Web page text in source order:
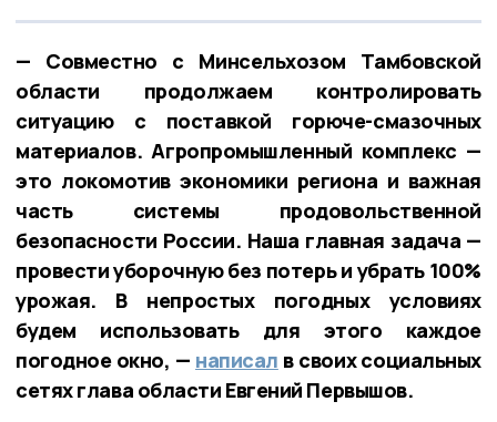
— Совместно с Минсельхозом Тамбовской
области продолжаем контролировать
ситуацию с поставкой горюче-смазочных
материалов. Агропромышленный комплекс —
это локомотив экономики региона и важная
часть системы продовольственной
безопасности России. Наша главная задача —
провести уборочную без потерь и убрать 100%
урожая. В непростых погодных условиях
будем использовать для этого каждое
погодное окно, — написал в своих социальных
сетях глава области Евгений Первышов.